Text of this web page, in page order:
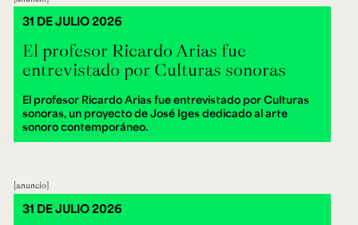
El profesor Ricardo Arias fue
entrevistado por Culturas sonoras
El profesor Ricardo Arias fue entrevistado por Culturas
sonoras, un proyecto de José Iges dedicado al arte
sonoro contemporáneo.
31 DE JULIO 2026
anuncio
31 DE JULIO 2026